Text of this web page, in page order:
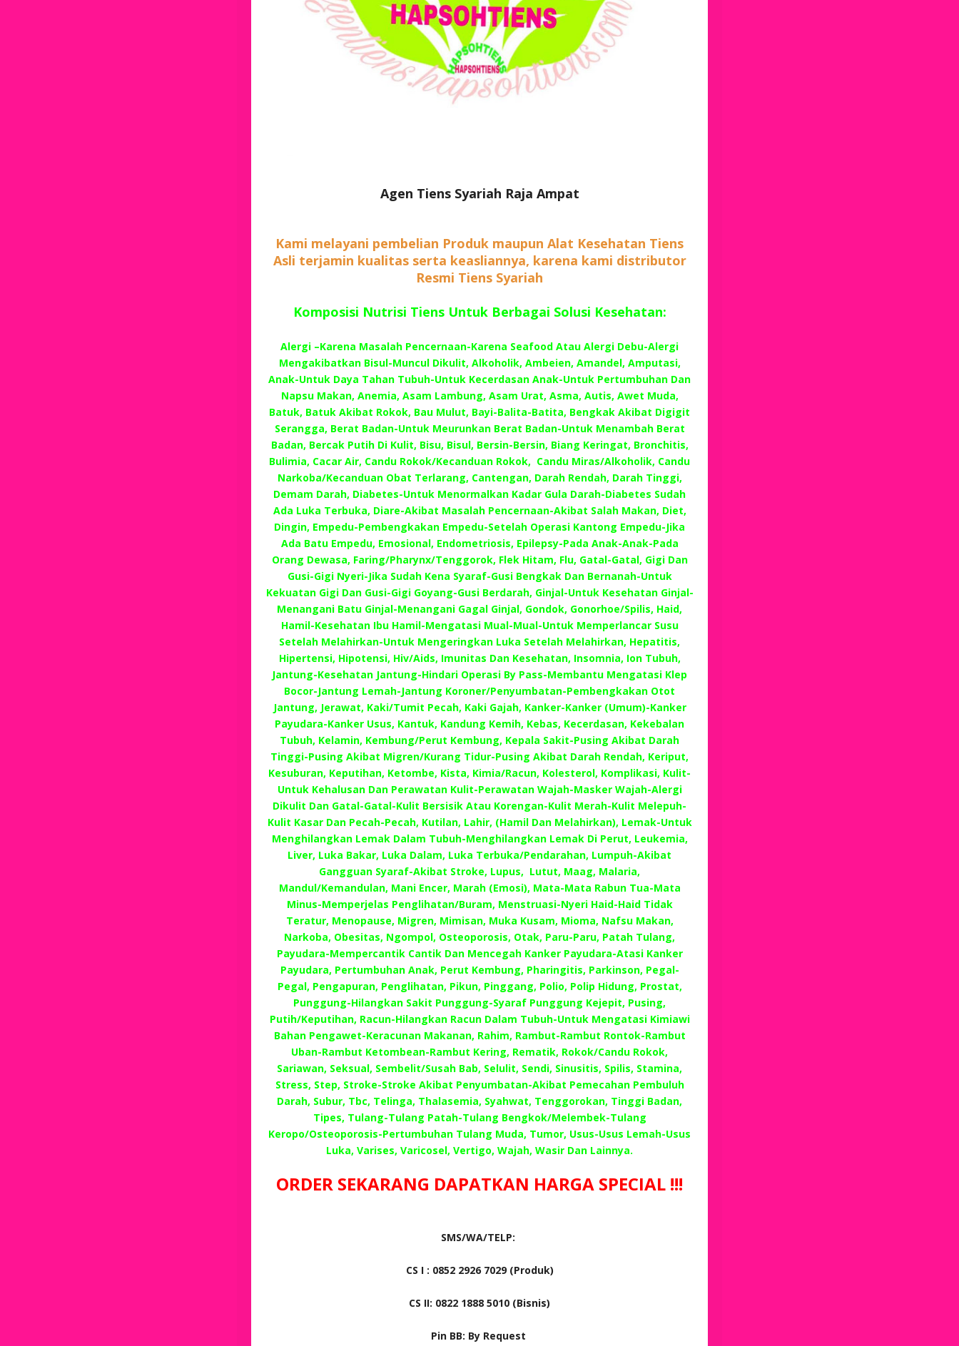
Agen Tiens Syariah Raja Ampat
Kami melayani pembelian Produk maupun Alat Kesehatan Tiens
Asli terjamin kualitas serta keasliannya, karena kami distributor
Resmi Tiens Syariah
Komposisi Nutrisi Tiens Untuk Berbagai Solusi Kesehatan:
Alergi –Karena Masalah Pencernaan-Karena Seafood Atau Alergi Debu-Alergi
Mengakibatkan Bisul-Muncul Dikulit, Alkoholik, Ambeien, Amandel, Amputasi,
Anak-Untuk Daya Tahan Tubuh-Untuk Kecerdasan Anak-Untuk Pertumbuhan Dan
Napsu Makan, Anemia, Asam Lambung, Asam Urat, Asma, Autis, Awet Muda,
Batuk, Batuk Akibat Rokok, Bau Mulut, Bayi-Balita-Batita, Bengkak Akibat Digigit
Serangga, Berat Badan-Untuk Meurunkan Berat Badan-Untuk Menambah Berat
Badan, Bercak Putih Di Kulit, Bisu, Bisul, Bersin-Bersin, Biang Keringat, Bronchitis,
Bulimia, Cacar Air, Candu Rokok/Kecanduan Rokok, Candu Miras/Alkoholik, Candu
Narkoba/Kecanduan Obat Terlarang, Cantengan, Darah Rendah, Darah Tinggi,
Demam Darah, Diabetes-Untuk Menormalkan Kadar Gula Darah-Diabetes Sudah
Ada Luka Terbuka, Diare-Akibat Masalah Pencernaan-Akibat Salah Makan, Diet,
Dingin, Empedu-Pembengkakan Empedu-Setelah Operasi Kantong Empedu-Jika
Ada Batu Empedu, Emosional, Endometriosis, Epilepsy-Pada Anak-Anak-Pada
Orang Dewasa, Faring/Pharynx/Tenggorok, Flek Hitam, Flu, Gatal-Gatal, Gigi Dan
Gusi-Gigi Nyeri-Jika Sudah Kena Syaraf-Gusi Bengkak Dan Bernanah-Untuk
Kekuatan Gigi Dan Gusi-Gigi Goyang-Gusi Berdarah, Ginjal-Untuk Kesehatan Ginjal-
Menangani Batu Ginjal-Menangani Gagal Ginjal, Gondok, Gonorhoe/Spilis, Haid,
Hamil-Kesehatan Ibu Hamil-Mengatasi Mual-Mual-Untuk Memperlancar Susu
Setelah Melahirkan-Untuk Mengeringkan Luka Setelah Melahirkan, Hepatitis,
Hipertensi, Hipotensi, Hiv/Aids, Imunitas Dan Kesehatan, Insomnia, Ion Tubuh,
Jantung-Kesehatan Jantung-Hindari Operasi By Pass-Membantu Mengatasi Klep
Bocor-Jantung Lemah-Jantung Koroner/Penyumbatan-Pembengkakan Otot
Jantung, Jerawat, Kaki/Tumit Pecah, Kaki Gajah, Kanker-Kanker (Umum)-Kanker
Payudara-Kanker Usus, Kantuk, Kandung Kemih, Kebas, Kecerdasan, Kekebalan
Tubuh, Kelamin, Kembung/Perut Kembung, Kepala Sakit-Pusing Akibat Darah
Tinggi-Pusing Akibat Migren/Kurang Tidur-Pusing Akibat Darah Rendah, Keriput,
Kesuburan, Keputihan, Ketombe, Kista, Kimia/Racun, Kolesterol, Komplikasi, Kulit-
Untuk Kehalusan Dan Perawatan Kulit-Perawatan Wajah-Masker Wajah-Alergi
Dikulit Dan Gatal-Gatal-Kulit Bersisik Atau Korengan-Kulit Merah-Kulit Melepuh-
Kulit Kasar Dan Pecah-Pecah, Kutilan, Lahir, (Hamil Dan Melahirkan), Lemak-Untuk
Menghilangkan Lemak Dalam Tubuh-Menghilangkan Lemak Di Perut, Leukemia,
Liver, Luka Bakar, Luka Dalam, Luka Terbuka/Pendarahan, Lumpuh-Akibat
Gangguan Syaraf-Akibat Stroke, Lupus, Lutut, Maag, Malaria,
Mandul/Kemandulan, Mani Encer, Marah (Emosi), Mata-Mata Rabun Tua-Mata
Minus-Memperjelas Penglihatan/Buram, Menstruasi-Nyeri Haid-Haid Tidak
Teratur, Menopause, Migren, Mimisan, Muka Kusam, Mioma, Nafsu Makan,
Narkoba, Obesitas, Ngompol, Osteoporosis, Otak, Paru-Paru, Patah Tulang,
Payudara-Mempercantik Cantik Dan Mencegah Kanker Payudara-Atasi Kanker
Payudara, Pertumbuhan Anak, Perut Kembung, Pharingitis, Parkinson, Pegal-
Pegal, Pengapuran, Penglihatan, Pikun, Pinggang, Polio, Polip Hidung, Prostat,
Punggung-Hilangkan Sakit Punggung-Syaraf Punggung Kejepit, Pusing,
Putih/Keputihan, Racun-Hilangkan Racun Dalam Tubuh-Untuk Mengatasi Kimiawi
Bahan Pengawet-Keracunan Makanan, Rahim, Rambut-Rambut Rontok-Rambut
Uban-Rambut Ketombean-Rambut Kering, Rematik, Rokok/Candu Rokok,
Sariawan, Seksual, Sembelit/Susah Bab, Selulit, Sendi, Sinusitis, Spilis, Stamina,
Stress, Step, Stroke-Stroke Akibat Penyumbatan-Akibat Pemecahan Pembuluh
Darah, Subur, Tbc, Telinga, Thalasemia, Syahwat, Tenggorokan, Tinggi Badan,
Tipes, Tulang-Tulang Patah-Tulang Bengkok/Melembek-Tulang
Keropo/Osteoporosis-Pertumbuhan Tulang Muda, Tumor, Usus-Usus Lemah-Usus
Luka, Varises, Varicosel, Vertigo, Wajah, Wasir Dan Lainnya.
ORDER SEKARANG DAPATKAN HARGA SPECIAL !!!
SMS/WA/TELP:
CS I : 0852 2926 7029 (Produk)
CS II: 0822 1888 5010 (Bisnis)
Pin BB: By Request